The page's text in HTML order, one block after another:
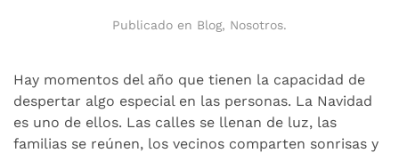
Publicado en Blog, Nosotros.
Hay momentos del año que tienen la capacidad de
despertar algo especial en las personas. La Navidad
es uno de ellos. Las calles se llenan de luz, las
familias se reúnen, los vecinos comparten sonrisas y